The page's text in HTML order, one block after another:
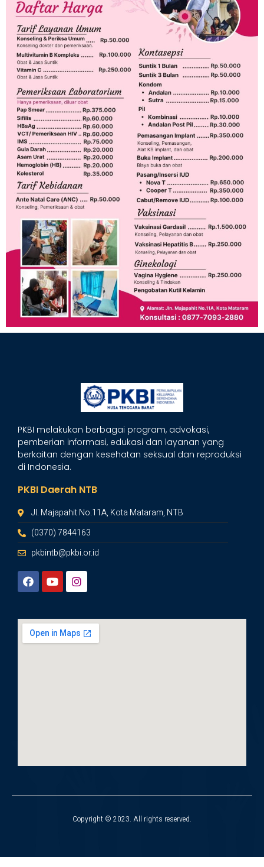
PKBI melakukan berbagai program, advokasi,
pemberian informasi, edukasi dan layanan yang
berkaitan dengan kesehatan seksual dan reproduksi
di Indonesia.
PKBI Daerah NTB
Jl. Majapahit No.11A, Kota Mataram, NTB
(0370) 7844163
pkbintb@pkbi.or.id
Copyright © 2023. All rights reserved.